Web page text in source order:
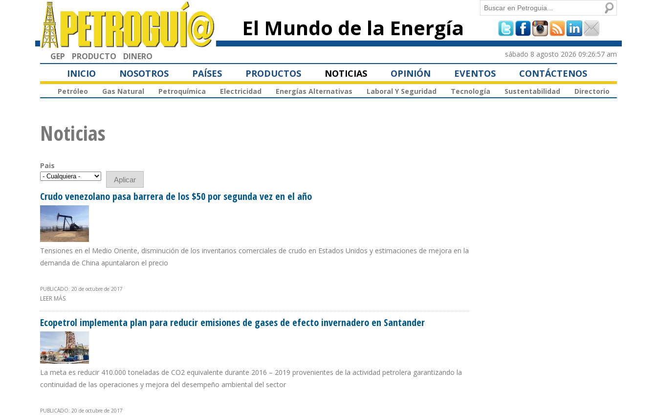
principal
El Mundo de la Energía
Formulario de
búsqueda
Buscar
GEP PRODUCTO DINERO sábado 8 agosto 2026 09:26:57 am
INICIO NOSOTROS PAÍSES PRODUCTOS NOTICIAS OPINIÓN EVENTOS CONTÁCTENOS
Petróleo Gas Natural Petroquímica Electricidad Energías Alternativas Laboral Y Seguridad Tecnología Sustentabilidad Directorio
Noticias
Pais
Crudo venezolano pasa barrera de los $50 por segunda vez en el año
Tensiones en el Medio Oriente, disminución de los inventarios comerciales de crudo en Estados Unidos y estimaciones de mejora en la
demanda de China apuntalaron el precio
PUBLICADO: 20 de octubre de 2017
LEER MÁS
Ecopetrol implementa plan para reducir emisiones de gases de efecto invernadero en Santander
La meta es reducir 410.000 toneladas de CO2 equivalente durante 2016 – 2019 provenientes de la actividad petrolera garantizando la
continuidad de las operaciones y mejora del desempeño ambiental del sector
PUBLICADO: 20 de octubre de 2017